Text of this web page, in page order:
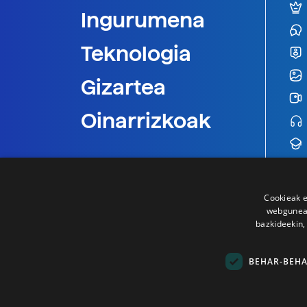
Ingurumena
Teknologia
Gizartea
Oinarrizkoak
Cookieak
BEHAR-